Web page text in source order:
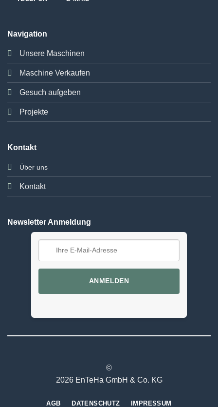
Navigation
Unsere Maschinen
Maschine Verkaufen
Gesuch aufgeben
Projekte
Kontakt
Über uns
Kontakt
Newsletter Anmeldung
ANMELDEN
©
2026 EnTeHa GmbH & Co. KG
AGB DATENSCHUTZ IMPRESSUM